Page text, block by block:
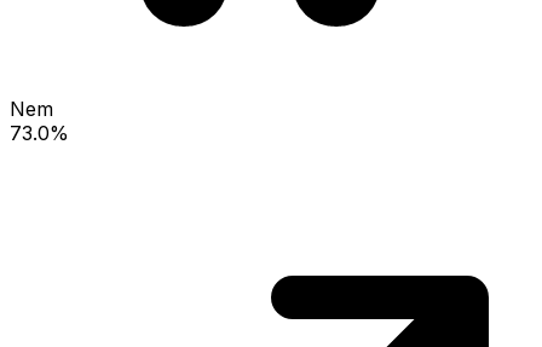
Nem
73.0%